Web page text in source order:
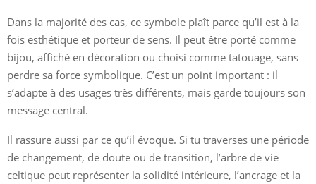
Dans la majorité des cas, ce symbole plaît parce qu’il est à la
fois esthétique et porteur de sens. Il peut être porté comme
bijou, affiché en décoration ou choisi comme tatouage, sans
perdre sa force symbolique. C’est un point important : il
s’adapte à des usages très différents, mais garde toujours son
message central.
Il rassure aussi par ce qu’il évoque. Si tu traverses une période
de changement, de doute ou de transition, l’arbre de vie
celtique peut représenter la solidité intérieure, l’ancrage et la